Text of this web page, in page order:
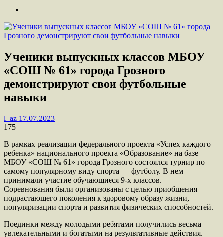
Ученики выпускных классов МБОУ
«СОШ № 61» города Грозного
демонстрируют свои футбольные
навыки
l_az 17.07.2023
175
В рамках реализации федерального проекта «Успех каждого
ребенка» национального проекта «Образование» на базе
МБОУ «СОШ № 61» города Грозного состоялся турнир по
самому популярному виду спорта — футболу. В нем
принимали участие обучающиеся 9-х классов.
Соревнования были организованы с целью приобщения
подрастающего поколения к здоровому образу жизни,
популяризации спорта и развития физических способностей.
Поединки между молодыми ребятами получились весьма
увлекательными и богатыми на результативные действия.